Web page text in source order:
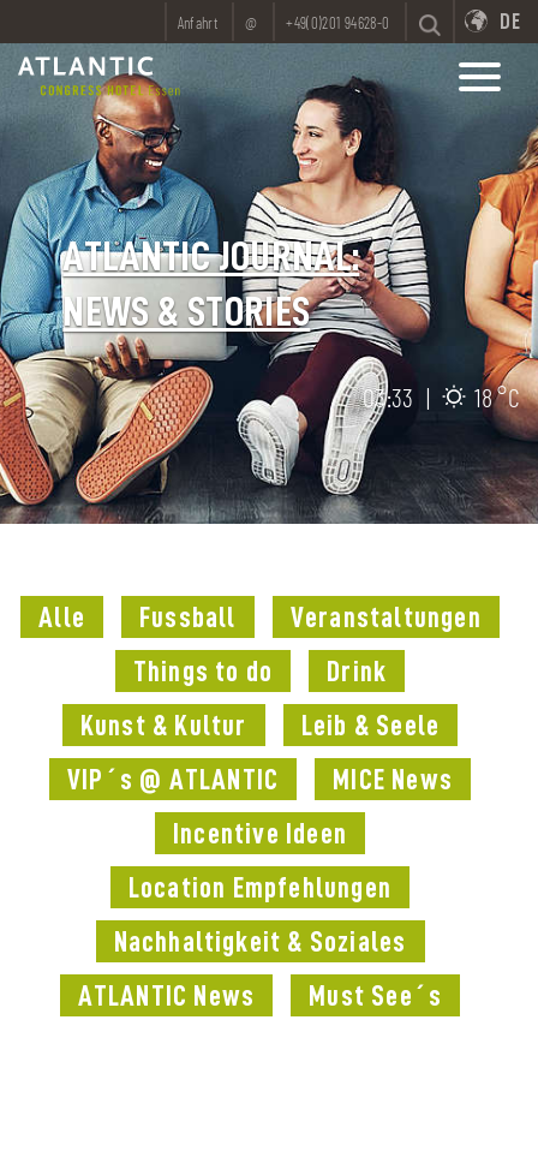
Anfahrt @ +49(0)201 94628-0 DE
ATLANTIC JOURNAL:
NEWS & STORIES
03:33 | 18 °C
Alle Fussball
Veranstaltungen
Things to do
Drink
Kunst & Kultur
Leib & Seele
VIP´s @ ATLANTIC
MICE News
Incentive Ideen
Location Empfehlungen
Nachhaltigkeit & Soziales
ATLANTIC News
Must See´s